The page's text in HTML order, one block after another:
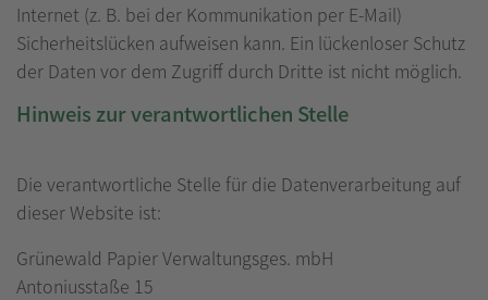
Internet (z. B. bei der Kommunikation per E-Mail)
Sicherheitslücken aufweisen kann. Ein lückenloser Schutz
der Daten vor dem Zugriff durch Dritte ist nicht möglich.
Hinweis zur verantwortlichen Stelle
Die verantwortliche Stelle für die Datenverarbeitung auf
dieser Website ist:
Grünewald Papier Verwaltungsges. mbH
Antoniusstaße 15